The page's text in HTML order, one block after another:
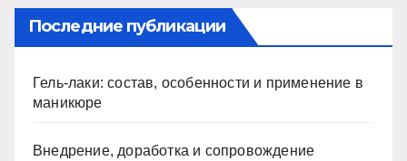
Последние публикации
Гель-лаки: состав, особенности и применение в
маникюре
Внедрение, доработка и сопровождение